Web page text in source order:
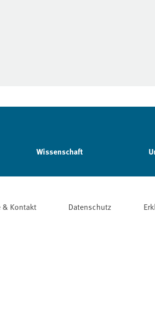
Wissenschaft
& Kontakt Datenschutz